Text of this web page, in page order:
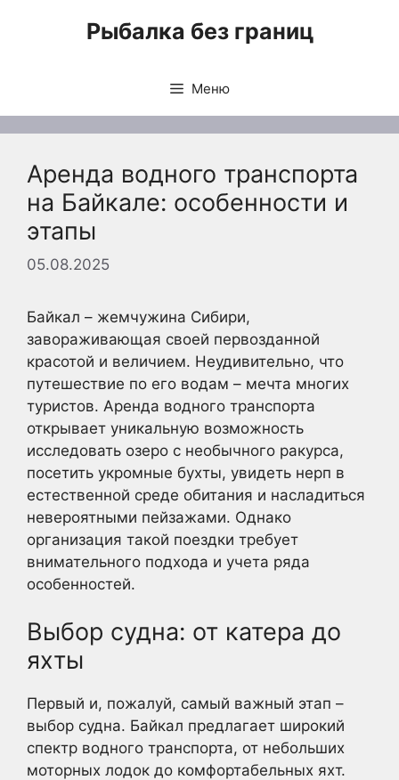
Рыбалка без границ
Меню
Аренда водного транспорта
на Байкале: особенности и
этапы
05.08.2025
Байкал – жемчужина Сибири,
завораживающая своей первозданной
красотой и величием. Неудивительно, что
путешествие по его водам – мечта многих
туристов. Аренда водного транспорта
открывает уникальную возможность
исследовать озеро с необычного ракурса,
посетить укромные бухты, увидеть нерп в
естественной среде обитания и насладиться
невероятными пейзажами. Однако
организация такой поездки требует
внимательного подхода и учета ряда
особенностей.
Выбор судна: от катера до
яхты
Первый и, пожалуй, самый важный этап –
выбор судна. Байкал предлагает широкий
спектр водного транспорта, от небольших
моторных лодок до комфортабельных яхт.